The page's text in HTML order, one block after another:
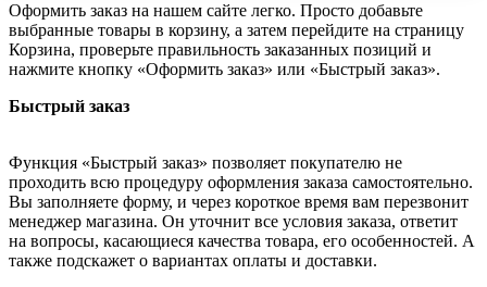
Оформить заказ на нашем сайте легко. Просто добавьте
выбранные товары в корзину, а затем перейдите на страницу
Корзина, проверьте правильность заказанных позиций и
нажмите кнопку «Оформить заказ» или «Быстрый заказ».
Быстрый заказ
Функция «Быстрый заказ» позволяет покупателю не
проходить всю процедуру оформления заказа самостоятельно.
Вы заполняете форму, и через короткое время вам перезвонит
менеджер магазина. Он уточнит все условия заказа, ответит
на вопросы, касающиеся качества товара, его особенностей. А
также подскажет о вариантах оплаты и доставки.